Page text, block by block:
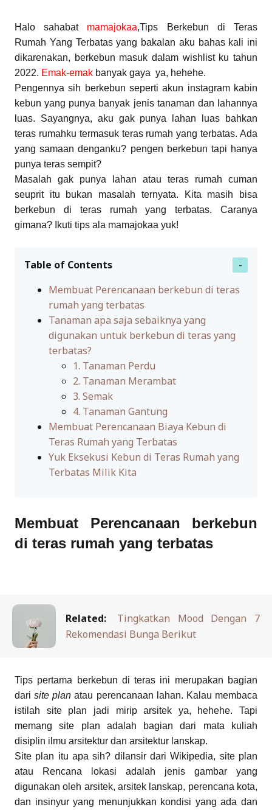
Halo sahabat mamajokaa,Tips Berkebun di Teras
Rumah Yang Terbatas yang bakalan aku bahas kali ini
dikarenakan, berkebun masuk dalam wishlist ku tahun
2022. Emak-emak banyak gaya ya, hehehe.
Pengennya sih berkebun seperti akun instagram kabin
kebun yang punya banyak jenis tanaman dan lahannya
luas. Sayangnya, aku gak punya lahan luas bahkan
teras rumahku termasuk teras rumah yang terbatas. Ada
yang samaan denganku? pengen berkebun tapi hanya
punya teras sempit?
Masalah gak punya lahan atau teras rumah cuman
seuprit itu bukan masalah ternyata. Kita masih bisa
berkebun di teras rumah yang terbatas. Caranya
gimana? Ikuti tips ala mamajokaa yuk!
Table of Contents
Membuat Perencanaan berkebun di teras
rumah yang terbatas
Tanaman apa saja sebaiknya yang
digunakan untuk berkebun di teras yang
terbatas?
1. Tanaman Perdu
2. Tanaman Merambat
3. Semak
4. Tanaman Gantung
Membuat Perencanaan Biaya Kebun di
Teras Rumah yang Terbatas
Yuk Eksekusi Kebun di Teras Rumah yang
Terbatas Milik Kita
Membuat Perencanaan berkebun
di teras rumah yang terbatas
Related:
Tingkatkan Mood Dengan 7
Rekomendasi Bunga Berikut
Tips pertama berkebun di teras ini merupakan bagian
darisite plan atau perencanaan lahan. Kalau membaca
istilah site plan jadi mirip arsitek ya, hehehe. Tapi
memang site plan adalah bagian dari mata kuliah
disiplin ilmu arsitektur dan arsitektur lanskap.
Site plan itu apa sih? dilansir dari Wikipedia, site plan
atau Rencana lokasi adalah jenis gambar yang
digunakan oleh arsitek, arsitek lanskap, perencana kota,
dan insinyur yang menunjukkan kondisi yang ada dan